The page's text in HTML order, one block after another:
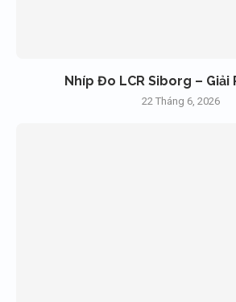
Nhíp Đo LCR Siborg – Giải
22 Tháng 6, 2026